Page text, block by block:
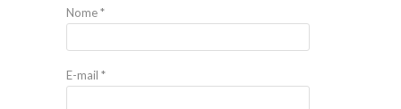
Nome*
E-mail *